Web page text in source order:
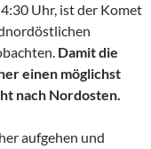
Uhr, ist der Komet
Damit die
einen möglichst
nach Nordosten.
aufgehen und